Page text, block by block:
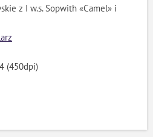
z I w.s. Sopwith «Camel» i
(450dpi)